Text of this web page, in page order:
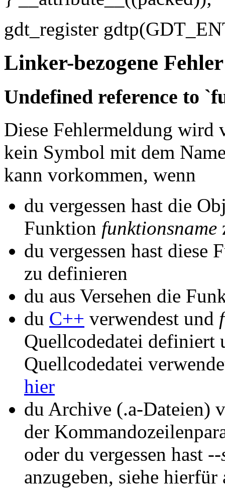
gdt_register
Linker-bezogene Fehler
Undefined reference to
Diese Fehlermeldung wird
kein Symbol mit dem
kann vorkommen, wenn
du vergessen hast die
Funktion funktionsname
du vergessen hast diese
zu definieren
du aus Versehen die
du C++ verwendest und
Quellcodedatei definiert
Quellcodedatei
hier
du Archive (.a-Dateien)
der
oder du vergessen hast --
anzugeben, siehe hierfür